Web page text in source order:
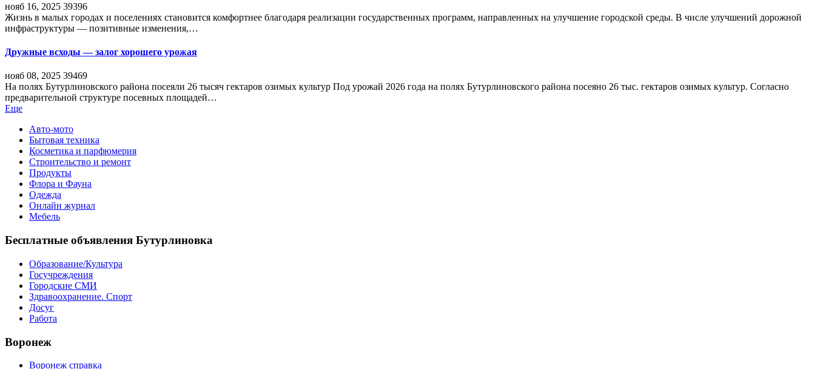
нояб 16, 2025 39396
Жизнь в малых городах и поселениях становится комфортнее благодаря реализации государственных программ, направленных на улучшение городской среды. В числе улучшений дорожной
инфраструктуры — позитивные изменения,…
Дружные всходы — залог хорошего урожая
нояб 08, 2025 39469
На полях Бутурлиновского района посеяли 26 тысяч гектаров озимых культур Под урожай 2026 года на полях Бутурлиновского района посеяно 26 тыс. гектаров озимых культур. Согласно
предварительной структуре посевных площадей…
Еще
Авто-мото
Бытовая техника
Косметика и парфюмерия
Строительство и ремонт
Продукты
Флора и Фауна
Одежда
Онлайн журнал
Мебель
Бесплатные объявления Бутурлиновка
Образование/Культура
Госучреждения
Городские СМИ
Здравоохранение. Спорт
Досуг
Работа
Воронеж
Воронеж справка